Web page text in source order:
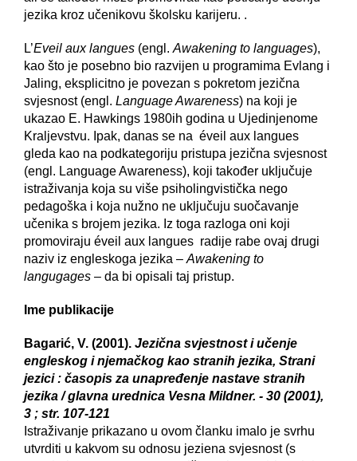
jezika kroz učenikovu školsku karijeru. .
L’Eveil aux langues (engl. Awakening to languages),
kao što je posebno bio razvijen u programima Evlang i
Jaling, eksplicitno je povezan s pokretom jezična
svjesnost (engl. Language Awareness) na koji je
ukazao E. Hawkings 1980ih godina u Ujedinjenome
Kraljevstvu. Ipak, danas se na éveil aux langues
gleda kao na podkategoriju pristupa jezična svjesnost
(engl. Language Awareness), koji također uključuje
istraživanja koja su više psiholingvistička nego
pedagoška i koja nužno ne uključuju suočavanje
učenika s brojem jezika. Iz toga razloga oni koji
promoviraju éveil aux langues radije rabe ovaj drugi
naziv iz engleskoga jezika – Awakening to
langugages – da bi opisali taj pristup.
Ime publikacije
Bagarić, V. (2001). Jezična svjestnost i učenje
engleskog i njemačkog kao stranih jezika, Strani
jezici : časopis za unapređenje nastave stranih
jezika / glavna urednica Vesna Mildner. - 30 (2001),
3 ; str. 107-121
Istraživanje prikazano u ovom članku imalo je svrhu
utvrditi u kakvom su odnosu jeziena svjesnost (s